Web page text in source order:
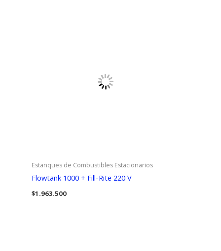
Estanques de Combustibles Estacionarios
Flowtank 1000 + Fill-Rite 220 V
$1.963.500